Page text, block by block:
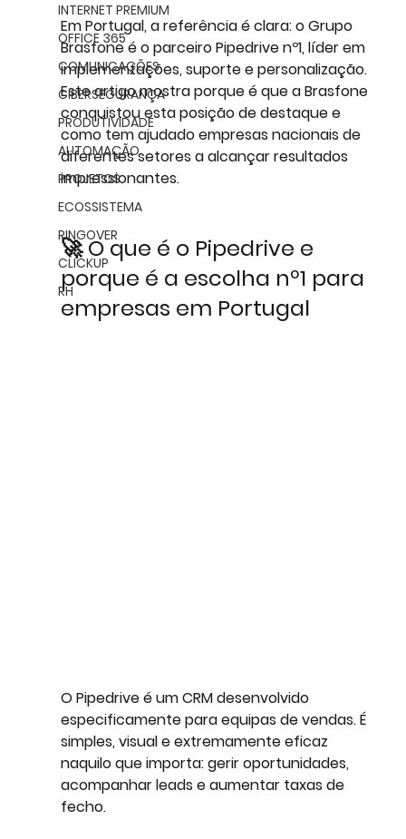
INTERNET PREMIUM
OFFICE 365
COMUNICAÇÕES
CIBERSEGURANÇA
PRODUTIVIDADE
AUTOMAÇÃO
PROJETOS
ECOSSISTEMA
RINGOVER
CLICKUP
RH
Em Portugal, a referência é clara: o Grupo
Brasfone é o parceiro Pipedrive nº1, líder em
implementações, suporte e personalização.
Este artigo mostra porque é que a Brasfone
conquistou esta posição de destaque e
como tem ajudado empresas nacionais de
diferentes setores a alcançar resultados
impressionantes.
🚀 O que é o Pipedrive e
porque é a escolha nº1 para
empresas em Portugal
O Pipedrive é um CRM desenvolvido
especificamente para equipas de vendas. É
simples, visual e extremamente eficaz
naquilo que importa: gerir oportunidades,
acompanhar leads e aumentar taxas de
fecho.